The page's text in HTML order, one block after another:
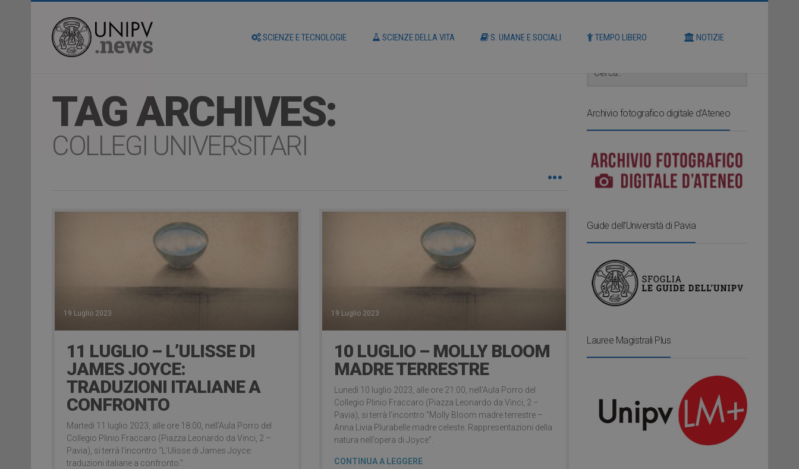
SCIENZE E TECNOLOGIE SCIENZE DELLA VITA S. UMANE E SOCIALI TEMPO LIBERO NOTIZIE
TAG ARCHIVES:
COLLEGI UNIVERSITARI
19 Luglio 2023
11 LUGLIO – L’ULISSE DI
JAMES JOYCE:
TRADUZIONI ITALIANE A
CONFRONTO
Martedì 11 luglio 2023, alle ore 18:00, nell’Aula Porro del
Collegio Plinio Fraccaro (Piazza Leonardo da Vinci, 2 –
Pavia), si terrà l’incontro “L’Ulisse di James Joyce:
traduzioni italiane a confronto.”.
19 Luglio 2023
10 LUGLIO – MOLLY BLOOM
MADRE TERRESTRE
Lunedì 10 luglio 2023, alle ore 21:00, nell’Aula Porro del
Collegio Plinio Fraccaro (Piazza Leonardo da Vinci, 2 –
Pavia), si terrà l’incontro “Molly Bloom madre terrestre –
Anna Livia Plurabelle madre celeste. Rappresentazioni della
natura nell’opera di Joyce”.
CONTINUA A LEGGERE
Archivio fotografico digitale d’Ateneo
Guide dell’Università di Pavia
Lauree Magistrali Plus